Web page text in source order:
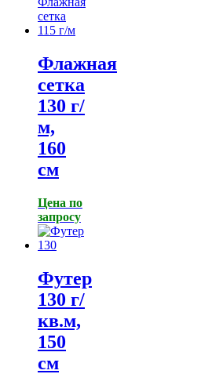
Флажная
сетка
130 г/
м,
160
см
Цена по
запросу
Футер
130 г/
кв.м,
150
см